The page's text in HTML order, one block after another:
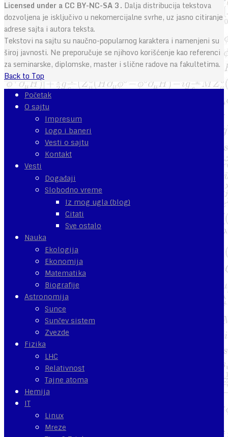
Licensed under a CC BY-NC-SA 3. Dalja distribucija tekstova
dozvoljena je isključivo u nekomercijalne svrhe, uz jasno citiranje
adrese sajta i autora teksta.
Tekstovi na sajtu su naučno-popularnog karaktera i namenjeni su
široj javnosti. Ne preporučuje se njihovo korišćenje kao referenci
za seminarske, diplomske, master i slične radove na fakultetima.
Back to Top
Početak
O sajtu
Impresum
Logo i baneri
Vesti o sajtu
Kontakt
Vesti
Događaji
Slobodno vreme
Iz mog ugla (blog)
Citati
Sve ostalo
Nauka
Ekologija
Ekonomija
Matematika
Biografije
Astronomija
Sunce
Sunčev sistem
Zvezde
Fizika
LHC
Relativnost
Tajne atoma
Hemija
IT
Linux
Mreze